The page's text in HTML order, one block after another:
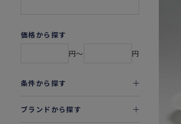
価格から探す
円〜
円
条件から探す
ブランドから探す